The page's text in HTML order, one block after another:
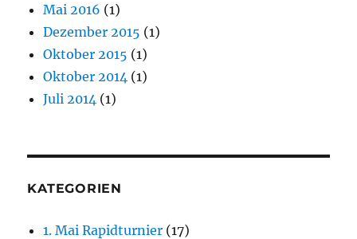
Mai 2016 (1)
Dezember 2015 (1)
Oktober 2015 (1)
Oktober 2014 (1)
Juli 2014 (1)
KATEGORIEN
1. Mai Rapidturnier (17)